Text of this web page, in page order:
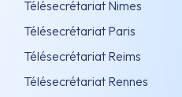
Télésecrétariat Nimes
Télésecrétariat Paris
Télésecrétariat Reims
Télésecrétariat Rennes